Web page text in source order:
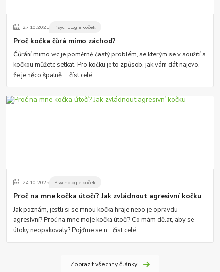
27.10.2025 Psychologie koček
Proč kočka čůrá mimo záchod?
Čůrání mimo wc je poměrně častý problém, se kterým se v soužití s
kočkou můžete setkat. Pro kočku je to způsob, jak vám dát najevo,
že je něco špatně....číst celé
24.10.2025 Psychologie koček
Proč na mne kočka útočí? Jak zvládnout agresivní kočku
Jak poznám, jestli si se mnou kočka hraje nebo je opravdu
agresivní? Proč na mne moje kočka útočí? Co mám dělat, aby se
útoky neopakovaly? Pojďme se n...číst celé
Zobrazit všechny články